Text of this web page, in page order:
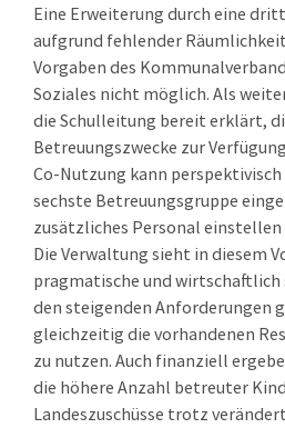
Eine Erweiterung durch eine
aufgrund fehlender
Vorgaben des
Soziales nicht möglich. Als
die Schulleitung bereit erklärt,
Betreuungszwecke zur
Co-Nutzung kann
sechste Betreuungsgruppe
zusätzliches Personal einstellen
Die Verwaltung sieht in diesem
pragmatische und wirtschaftlich
den steigenden Anforderungen
gleichzeitig die vorhandenen
zu nutzen. Auch finanziell
die höhere Anzahl betreuter
Landeszuschüsse trotz